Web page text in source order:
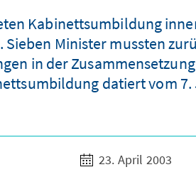
Kabinettsumbildung
Sieben Minister mussten
in der
datiert vom 7.
23. April 2003